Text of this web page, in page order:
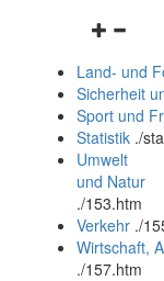
und
schließen
Land- und
Sicherheit
Sport und
Statistik ./
Umwelt
und Natur
./153.htm
Verkehr ./
Wirtschaft,
./157.htm